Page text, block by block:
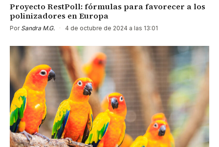
Proyecto RestPoll: fórmulas para favorecer a los
polinizadores en Europa
Por Sandra M.G. · 4 de octubre de 2024 a las 13:01